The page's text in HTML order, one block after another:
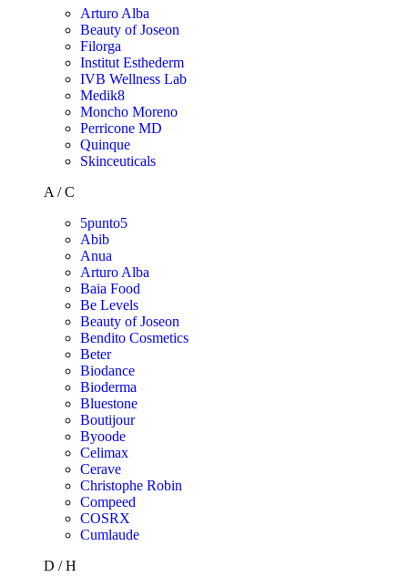
Arturo Alba
Beauty of Joseon
Filorga
Institut Esthederm
IVB Wellness Lab
Medik8
Moncho Moreno
Perricone MD
Quinque
Skinceuticals
A / C
5punto5
Abib
Anua
Arturo Alba
Baia Food
Be Levels
Beauty of Joseon
Bendito Cosmetics
Beter
Biodance
Bioderma
Bluestone
Boutijour
Byoode
Celimax
Cerave
Christophe Robin
Compeed
COSRX
Cumlaude
D / H